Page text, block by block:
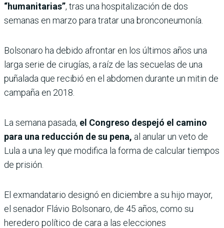
“humanitarias”, tras una hospitalización de dos
semanas en marzo para tratar una bronconeumonía.
Bolsonaro ha debido afrontar en los últimos años una
larga serie de cirugías, a raíz de las secuelas de una
puñalada que recibió en el abdomen durante un mitin de
campaña en 2018.
La semana pasada, el Congreso despejó el camino
para una reducción de su pena, al anular un veto de
Lula a una ley que modifica la forma de calcular tiempos
de prisión.
El exmandatario designó en diciembre a su hijo mayor,
el senador Flávio Bolsonaro, de 45 años, como su
heredero político de cara a las elecciones